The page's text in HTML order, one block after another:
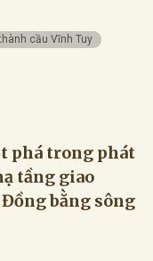
cầu Vĩnh Tuy
phá trong phát
tầng giao
bằng sông